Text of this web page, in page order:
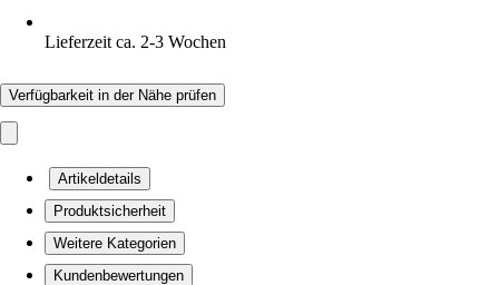
Lieferzeit ca. 2-3 Wochen
Verfügbarkeit in der Nähe prüfen
Artikeldetails
Produktsicherheit
Weitere Kategorien
Kundenbewertungen